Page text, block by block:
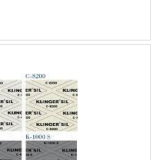
e
do
lugar certo!
custo-
técnica
MAIS
TEFLON